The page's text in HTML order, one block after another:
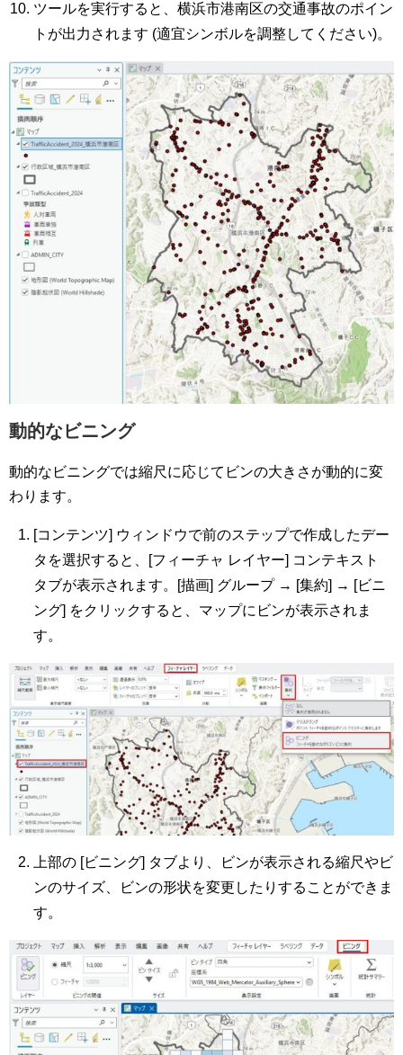
ツールを実行すると、横浜市港南区の交通事故のポイン
トが出力されます (適宜シンボルを調整してください)。
動的なビニング
動的なビニングでは縮尺に応じてビンの大きさが動的に変
わります。
[コンテンツ] ウィンドウで前のステップで作成したデー
タを選択すると、[フィーチャ レイヤー] コンテキスト
タブが表示されます。[描画] グループ → [集約] → [ビニ
ング] をクリックすると、マップにビンが表示されま
す。
上部の [ビニング] タブより、ビンが表示される縮尺やビ
ンのサイズ、ビンの形状を変更したりすることができま
す。